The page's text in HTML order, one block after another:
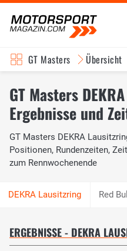
GT Masters Übersicht
GT Masters
Ergebnisse und
GT Masters DEKRA
Positionen, Rundenzeiten,
zum Rennwochenende
Red
ERGEBNISSE - DEKRA